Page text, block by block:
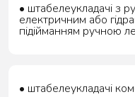
• штабелеукладачі з
електричним або
підійманням ручною
• штабелеукладачі